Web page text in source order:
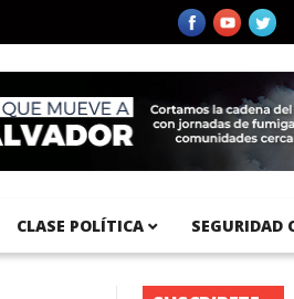
Internacional del Pacífico registra 92
CLASE POLÍTICA SEGURIDAD